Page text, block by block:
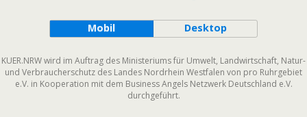
Mobil Desktop
KUER.NRW wird im Auftrag des Ministeriums für Umwelt, Landwirtschaft, Natur-
und Verbraucherschutz des Landes Nordrhein Westfalen von pro Ruhrgebiet
e.V. in Kooperation mit dem Business Angels Netzwerk Deutschland e.V.
durchgeführt.